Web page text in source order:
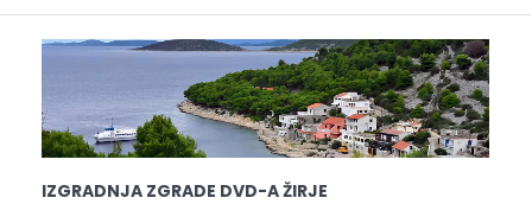
IZGRADNJA ZGRADE DVD-A ŽIRJE